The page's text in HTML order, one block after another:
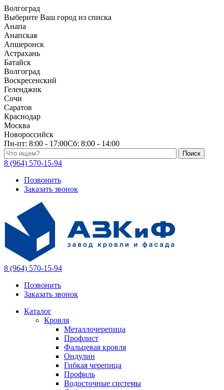
Волгоград
Выберите Ваш город из списка
Анапа
Анапская
Апшеронск
Астрахань
Батайск
Волгоград
Воскресенский
Геленджик
Сочи
Саратов
Краснодар
Москва
Новороссийск
Пн-пт: 8:00 - 17:00Сб: 8:00 - 14:00
Поиск по каталогу
8 (964) 570-15-94
Позвонить
Заказать звонок
8 (964) 570-15-94
Позвонить
Заказать звонок
Каталог
Кровля
Металлочерепица
Профлист
Фальцевая кровля
Ондулин
Гибкая черепица
Профиль
Водосточные системы